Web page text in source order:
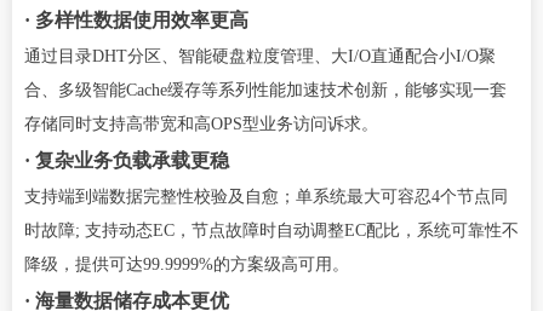
· 多样性数据使用效率更高
通过目录DHT分区、智能硬盘粒度管理、大I/O直通配合小I/O聚
合、多级智能Cache缓存等系列性能加速技术创新，能够实现一套
存储同时支持高带宽和高OPS型业务访问诉求。
· 复杂业务负载承载更稳
支持端到端数据完整性校验及自愈；单系统最大可容忍4个节点同
时故障; 支持动态EC，节点故障时自动调整EC配比，系统可靠性不
降级，提供可达99.9999%的方案级高可用。
· 海量数据储存成本更优